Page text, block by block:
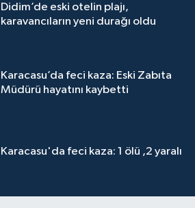
Didim’de eski otelin plajı,
karavancıların yeni durağı oldu
Karacasu’da feci kaza: Eski Zabıta
Müdürü hayatını kaybetti
Karacasu'da feci kaza: 1 ölü ,2 yaralı